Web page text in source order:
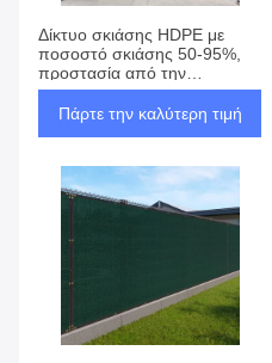
Δίκτυο σκιάσης HDPE με
ποσοστό σκιάσης 50-95%,
προστασία από την
υπεριώδη ακτινοβολία και
ελαφρύ σχεδιασμό για
Πάρτε την καλύτερη τιμή